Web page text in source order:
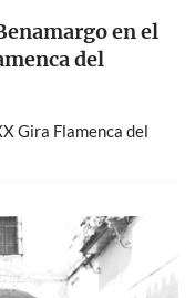
en el
del
Gira Flamenca del